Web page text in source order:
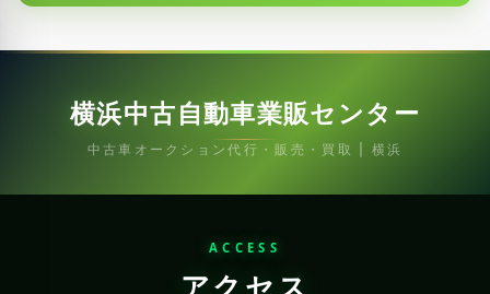
横浜中古自動車業販センター
中古車オークション代行・販売・買取 | 横浜
ACCESS
アクセス